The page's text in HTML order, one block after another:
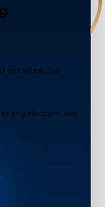
erhalten Sie:
und